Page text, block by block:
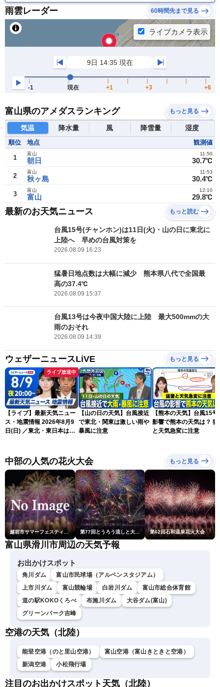
雨雲レーダー 60時間先まで見る
富山県のアメダスランキング もっと見る
気温 降水量 風 降雪量 湿度
順位 地点 観測値
1 朝日
富山
30.7℃
11:50
2 秋ヶ島
富山
30.4℃
11:53
3 富山
富山
29.8℃
12:10
最新のお天気ニュース もっと読む
台風15号(チャンホン)は11日(火)・山の日に東北に
上陸へ 早めの台風対策を
2026.08.09 16:23
猛暑日地点数は大幅に減少 熊本県八代で全国最
高の37.4℃
2026.08.09 15:37
台風13号は今夜中国大陸に上陸 最大500mmの大
雨のおそれ
2026.08.09 14:39
ウェザーニュースLiVE もっと見る
ライブ放送中
【ライブ】最新天気ニュー
ス・地震情報 2026年8月9
日(日) ／東北・東日本は急
衣／芳野達郎〉
【山の日の天気】台風接近
で東北・関東は激しい雨や
暴風に注意
【熊本の天気】台風15号
影響で熊本の天気は？ 猛
と天気急変に注意
中部の人気の花火大会 もっと見る
越前市サマーフェスティバル花火大会 第77回とうろう流しと大花火大会 第62回石和温泉花火大会
富山県滑川市周辺の天気予報
お出かけスポット
角川ダム
富山市民球場（アルペンスタジアム）
上市川ダム
富山競輪場 白岩川ダム
富山市総合体育館
道の駅KOKOくろべ
布施川ダム
大谷ダム(富山)
グリーンパーク吉峰
空港の天気（北陸）
能登空港（のと里山空港）
富山空港（富山きときと空港）
新潟空港
小松飛行場
注目のお出かけスポット天気（北陸）